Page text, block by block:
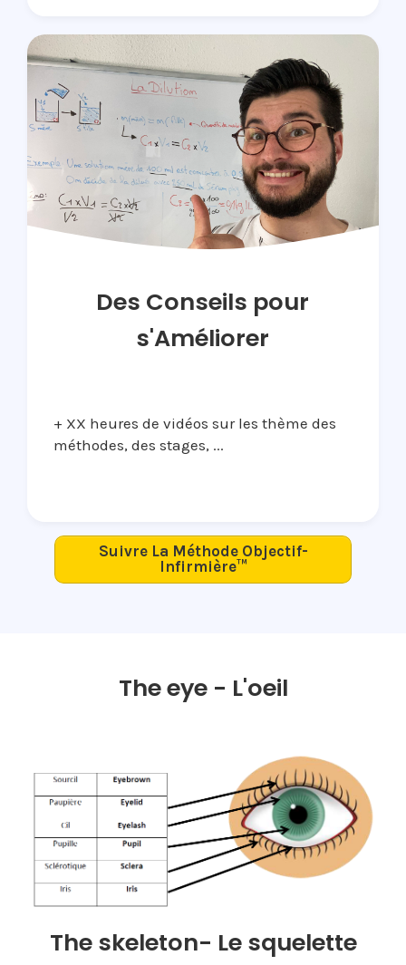
Des Conseils pour
s'Améliorer
+ XX heures de vidéos sur les thème des
méthodes, des stages, ...
Suivre La Méthode Objectif-
Infirmière™
The eye - L'oeil
The skeleton- Le squelette